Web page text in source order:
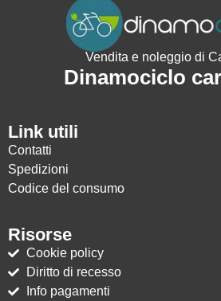
Vendita e noleggio di
Dinamociclo
Link utili
Contatti
Spedizioni
Codice del consumo
Risorse
Cookie policy
Diritto di recesso
Info pagamenti